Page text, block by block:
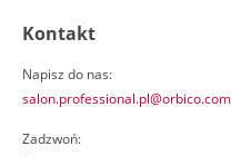
Kontakt
Napisz do nas:
salon.professional.pl@orbico.com
Zadzwoń: